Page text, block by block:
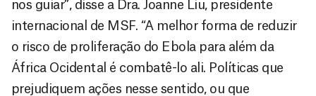
nos guiar”, disse a Dra. Joanne Liu, presidente
internacional de MSF. “A melhor forma de reduzir
o risco de proliferação do Ebola para além da
África Ocidental é combatê-lo ali. Políticas que
prejudiquem ações nesse sentido, ou que